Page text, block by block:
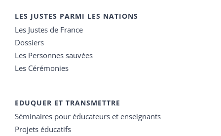
LES JUSTES PARMI LES NATIONS
Les Justes de France
Dossiers
Les Personnes sauvées
Les Cérémonies
EDUQUER ET TRANSMETTRE
Séminaires pour éducateurs et enseignants
Projets éducatifs